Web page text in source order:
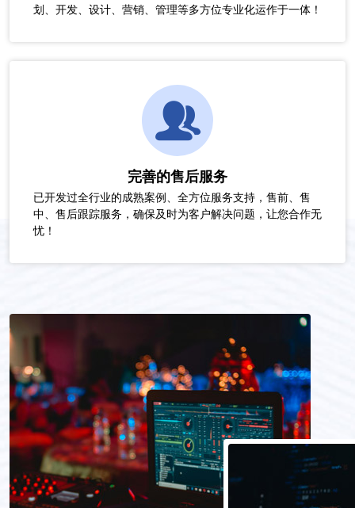
划、开发、设计、营销、管理等多方位专业化运作于一体！
完善的售后服务
已开发过全行业的成熟案例、全方位服务支持，售前、售
中、售后跟踪服务，确保及时为客户解决问题，让您合作无
忧！